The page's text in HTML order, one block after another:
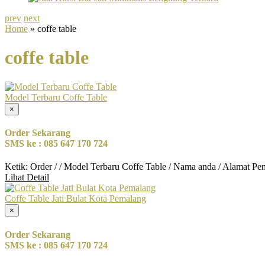
prev next
Home » coffe table
coffe table
Model Terbaru Coffe Table
×
Order Sekarang
SMS ke : 085 647 170 724
Ketik: Order / / Model Terbaru Coffe Table / Nama anda / Alamat
Lihat Detail
Coffe Table Jati Bulat Kota Pemalang
×
Order Sekarang
SMS ke : 085 647 170 724